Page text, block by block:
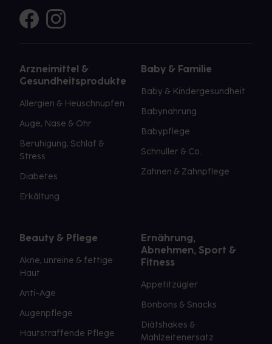
Arzneimittel &
Gesundheitsprodukte
Allergien & Heuschnupfen
Auge, Nase & Ohr
Beruhigung, Schlaf &
Stress
Diabetes
Erkältung
Baby & Familie
Baby & Kindergesundheit
Babynahrung
Babypflege
Schnuller & Co.
Zahnen & Zahnpflege
Beauty & Pflege
Akne, unreine & fettige
Haut
Anti-Age
Augenpflege
Hautstraffende Pflege
Ernährung,
Abnehmen, Sport &
Fitness
Appetitzügler
Bonbons & Snacks
Diätshakes &
Mahlzeitenersatz